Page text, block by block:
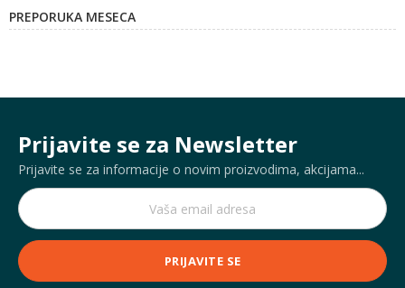
PREPORUKA MESECA
Prijavite se za Newsletter
Prijavite se za informacije o novim proizvodima, akcijama...
PRIJAVITE SE